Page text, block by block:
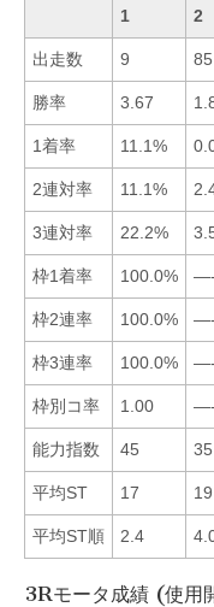
1 2
出走数 9 85
勝率 3.67
1着率 11.1%
2連対率 11.1%
3連対率 22.2%
枠1着率 100.0% —-
枠2連率 100.0% —-
枠3連率 100.0% —-
枠別コ率 1.00 —-
能力指数 45 35
平均ST 17 19
平均ST順 2.4
3Rモータ成績 (使